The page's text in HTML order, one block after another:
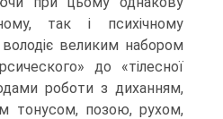
так і психічному
великим набором
до «тілесної
роботи з диханням,
тонусом, позою, рухом,